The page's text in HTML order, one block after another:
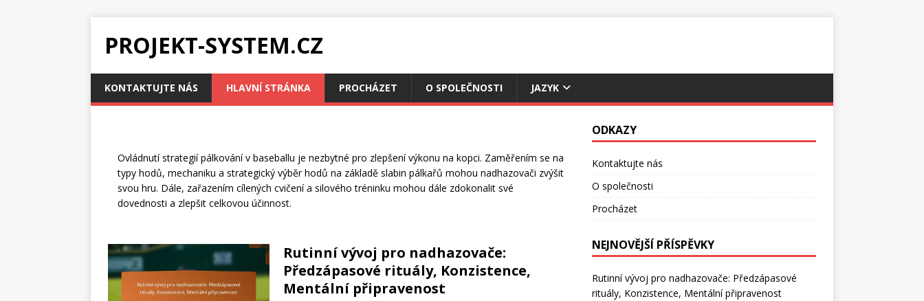
PROJEKT-SYSTEM.CZ
KONTAKTUJTE NÁS HLAVNÍ STRÁNKA PROCHÁZET O SPOLEČNOSTI JAZYK
Ovládnutí strategií pálkování v baseballu je nezbytné pro zlepšení výkonu na kopci. Zaměřením se na
typy hodů, mechaniku a strategický výběr hodů na základě slabin pálkařů mohou nadhazovači zvýšit
svou hru. Dále, zařazením cílených cvičení a silového tréninku mohou dále zdokonalit své
dovednosti a zlepšit celkovou účinnost.
Rutinní vývoj pro nadhazovače:
Předzápasové rituály, Konzistence,
Mentální připravenost
ODKAZY
Kontaktujte nás
O společnosti
Procházet
NEJNOVĚJŠÍ PŘÍSPĚVKY
Rutinní vývoj pro nadhazovače: Předzápasové
rituály, Konzistence, Mentální připravenost